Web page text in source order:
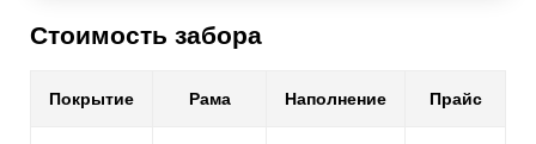
Стоимость забора
Покрытие Рама Наполнение Прайс